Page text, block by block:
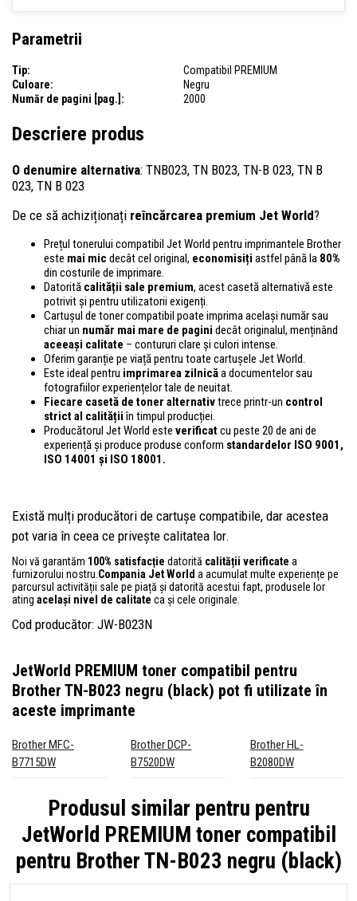
Parametrii
Tip:
Compatibil PREMIUM
Culoare:
Negru
Număr de pagini [pag.]:
2000
Descriere produs
O denumire alternativa: TNB023, TN B023, TN-B 023, TN B
023, TN B 023
De ce să achiziționați reîncărcarea premium Jet World?
Prețul tonerului compatibil Jet World pentru imprimantele Brother
este mai mic decât cel original, economisiți astfel până la 80%
din costurile de imprimare.
Datorită calității sale premium, acest casetă alternativă este
potrivit și pentru utilizatorii exigenți.
Cartușul de toner compatibil poate imprima același număr sau
chiar un număr mai mare de pagini decât originalul, menținând
aceeași calitate – contururi clare și culori intense.
Oferim garanție pe viață pentru toate cartușele Jet World.
Este ideal pentru imprimarea zilnicăa documentelor sau
fotografiilor experiențelor tale de neuitat.
Fiecare casetă de toner alternativtrece printr-un control
strict al calitățiiîn timpul producției.
Producătorul Jet World este verificatcu peste 20 de ani de
experiență și produce produse conform standardelor ISO 9001,
ISO 14001 și ISO 18001.
Există mulți producători de cartușe compatibile, dar acestea
pot varia în ceea ce privește calitatea lor.
Noi vă garantăm 100% satisfacție datorită calității verificate a
furnizorului nostru. Compania Jet World a acumulat multe experiențe pe
parcursul activității sale pe piață și datorită acestui fapt, produsele lor
ating același nivel de calitate ca și cele originale.
Cod producător: JW-B023N
JetWorld PREMIUM toner compatibil pentru
Brother TN-B023 negru (black) pot fi utilizate în
aceste imprimante
Brother MFC-
B7715DW
Brother DCP-
B7520DW
Brother HL-
B2080DW
Produsul similar pentru pentru
JetWorld PREMIUM toner compatibil
pentru Brother TN-B023 negru (black)